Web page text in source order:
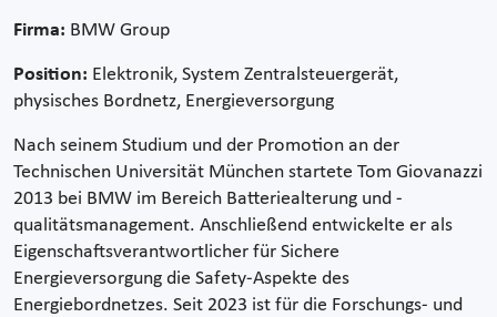
Firma: BMW Group
Position: Elektronik, System Zentralsteuergerät,
physisches Bordnetz, Energieversorgung
Nach seinem Studium und der Promotion an der
Technischen Universität München startete Tom Giovanazzi
2013 bei BMW im Bereich Batteriealterung und -
qualitätsmanagement. Anschließend entwickelte er als
Eigenschaftsverantwortlicher für Sichere
Energieversorgung die Safety-Aspekte des
Energiebordnetzes. Seit 2023 ist für die Forschungs- und